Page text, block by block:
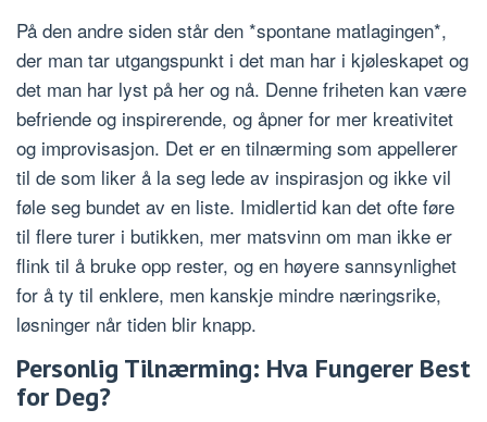
På den andre siden står den *spontane matlagingen*,
der man tar utgangspunkt i det man har i kjøleskapet og
det man har lyst på her og nå. Denne friheten kan være
befriende og inspirerende, og åpner for mer kreativitet
og improvisasjon. Det er en tilnærming som appellerer
til de som liker å la seg lede av inspirasjon og ikke vil
føle seg bundet av en liste. Imidlertid kan det ofte føre
til flere turer i butikken, mer matsvinn om man ikke er
flink til å bruke opp rester, og en høyere sannsynlighet
for å ty til enklere, men kanskje mindre næringsrike,
løsninger når tiden blir knapp.
Personlig Tilnærming: Hva Fungerer Best
for Deg?